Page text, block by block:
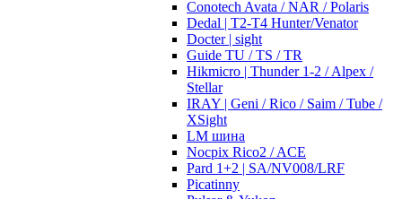
Conotech Avata / NAR / Polaris
Dedal | T2-T4 Hunter/Venator
Docter | sight
Guide TU / TS / TR
Hikmicro | Thunder 1-2 / Alpex /
Stellar
IRAY | Geni / Rico / Saim / Tube /
XSight
LM шина
Nocpix Rico2 / ACE
Pard 1+2 | SA/NV008/LRF
Picatinny